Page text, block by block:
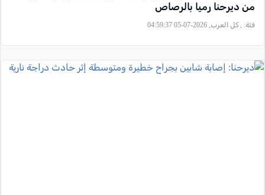
من ديرحنا رميا بالرصاص
فئة: , كل العرب, 2026-07-05 04:59:37